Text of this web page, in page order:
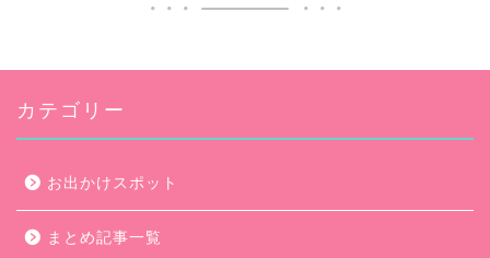
カテゴリー
お出かけスポット
まとめ記事一覧